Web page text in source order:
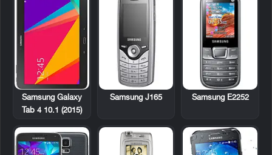
Samsung E2252
Samsung J165
Samsung Galaxy
Tab 4 10.1 (2015)